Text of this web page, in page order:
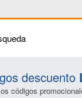
descuento
códigos